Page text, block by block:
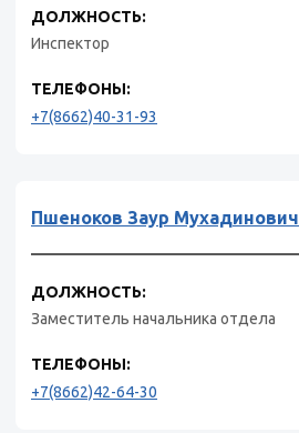
ДОЛЖНОСТЬ:
Инспектор
ТЕЛЕФОНЫ:
+7(8662)40-31-93
Пшеноков Заур Мухадинович
ДОЛЖНОСТЬ:
Заместитель начальника отдела
ТЕЛЕФОНЫ:
+7(8662)42-64-30